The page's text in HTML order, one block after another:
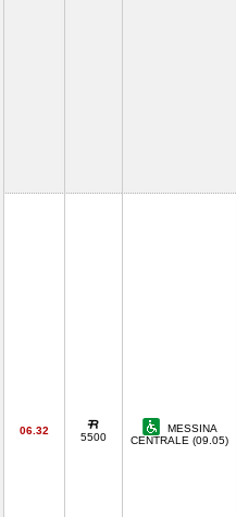
06.32
5500
MESSINA
CENTRALE (09.05)